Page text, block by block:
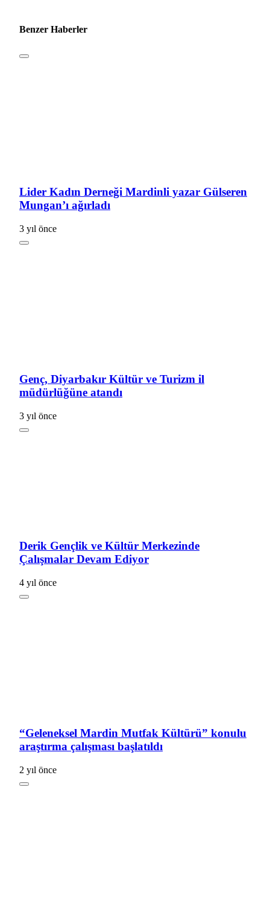
Benzer Haberler
Lider Kadın Derneği Mardinli yazar Gülseren
Mungan’ı ağırladı
3 yıl önce
Genç, Diyarbakır Kültür ve Turizm il
müdürlüğüne atandı
3 yıl önce
Derik Gençlik ve Kültür Merkezinde
Çalışmalar Devam Ediyor
4 yıl önce
“Geleneksel Mardin Mutfak Kültürü” konulu
araştırma çalışması başlatıldı
2 yıl önce